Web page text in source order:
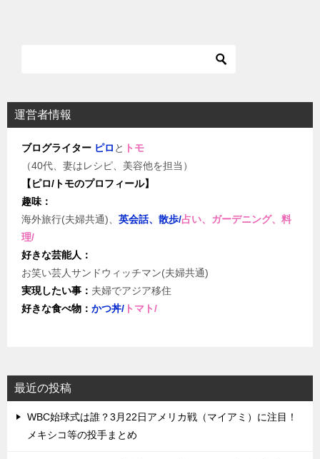
運営者情報
ブログライター ピロ と トモ
（40代、妻はレシピ、美容他を担当）
【ピロ/トモのプロフィール】
趣味：
海外旅行(夫婦共通)、 英会話、散歩/占い、ガーデニング、料
理/
好きな芸能人：
お笑い芸人サンドウィッチマン(夫婦共通)
実現したい事： 夫婦でアジア移住
好きな食べ物： かつ丼/ トマト/
最近の投稿
WBC始球式は誰？3月22日アメリカ戦（マイアミ）に注目！
メキシコ等の投手まとめ